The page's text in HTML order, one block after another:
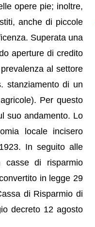
opere pie; inoltre,
anche di piccole
Superata una
aperture di credito
al settore
stanziamento di un
Per questo
suo andamento. Lo
locale incisero
In seguito alle
casse di risparmio
in legge 29
di Risparmio di
decreto 12 agosto